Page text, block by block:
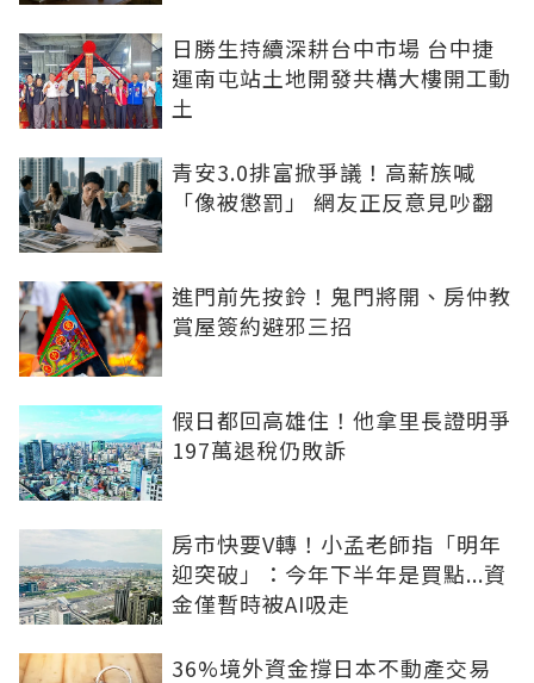
日勝生持續深耕台中市場 台中捷
運南屯站土地開發共構大樓開工動
土
青安3.0排富掀爭議！高薪族喊
「像被懲罰」 網友正反意見吵翻
進門前先按鈴！鬼門將開、房仲教
賞屋簽約避邪三招
假日都回高雄住！他拿里長證明爭
197萬退稅仍敗訴
房市快要V轉！小孟老師指「明年
迎突破」：今年下半年是買點...資
金僅暫時被AI吸走
36%境外資金撐日本不動產交易